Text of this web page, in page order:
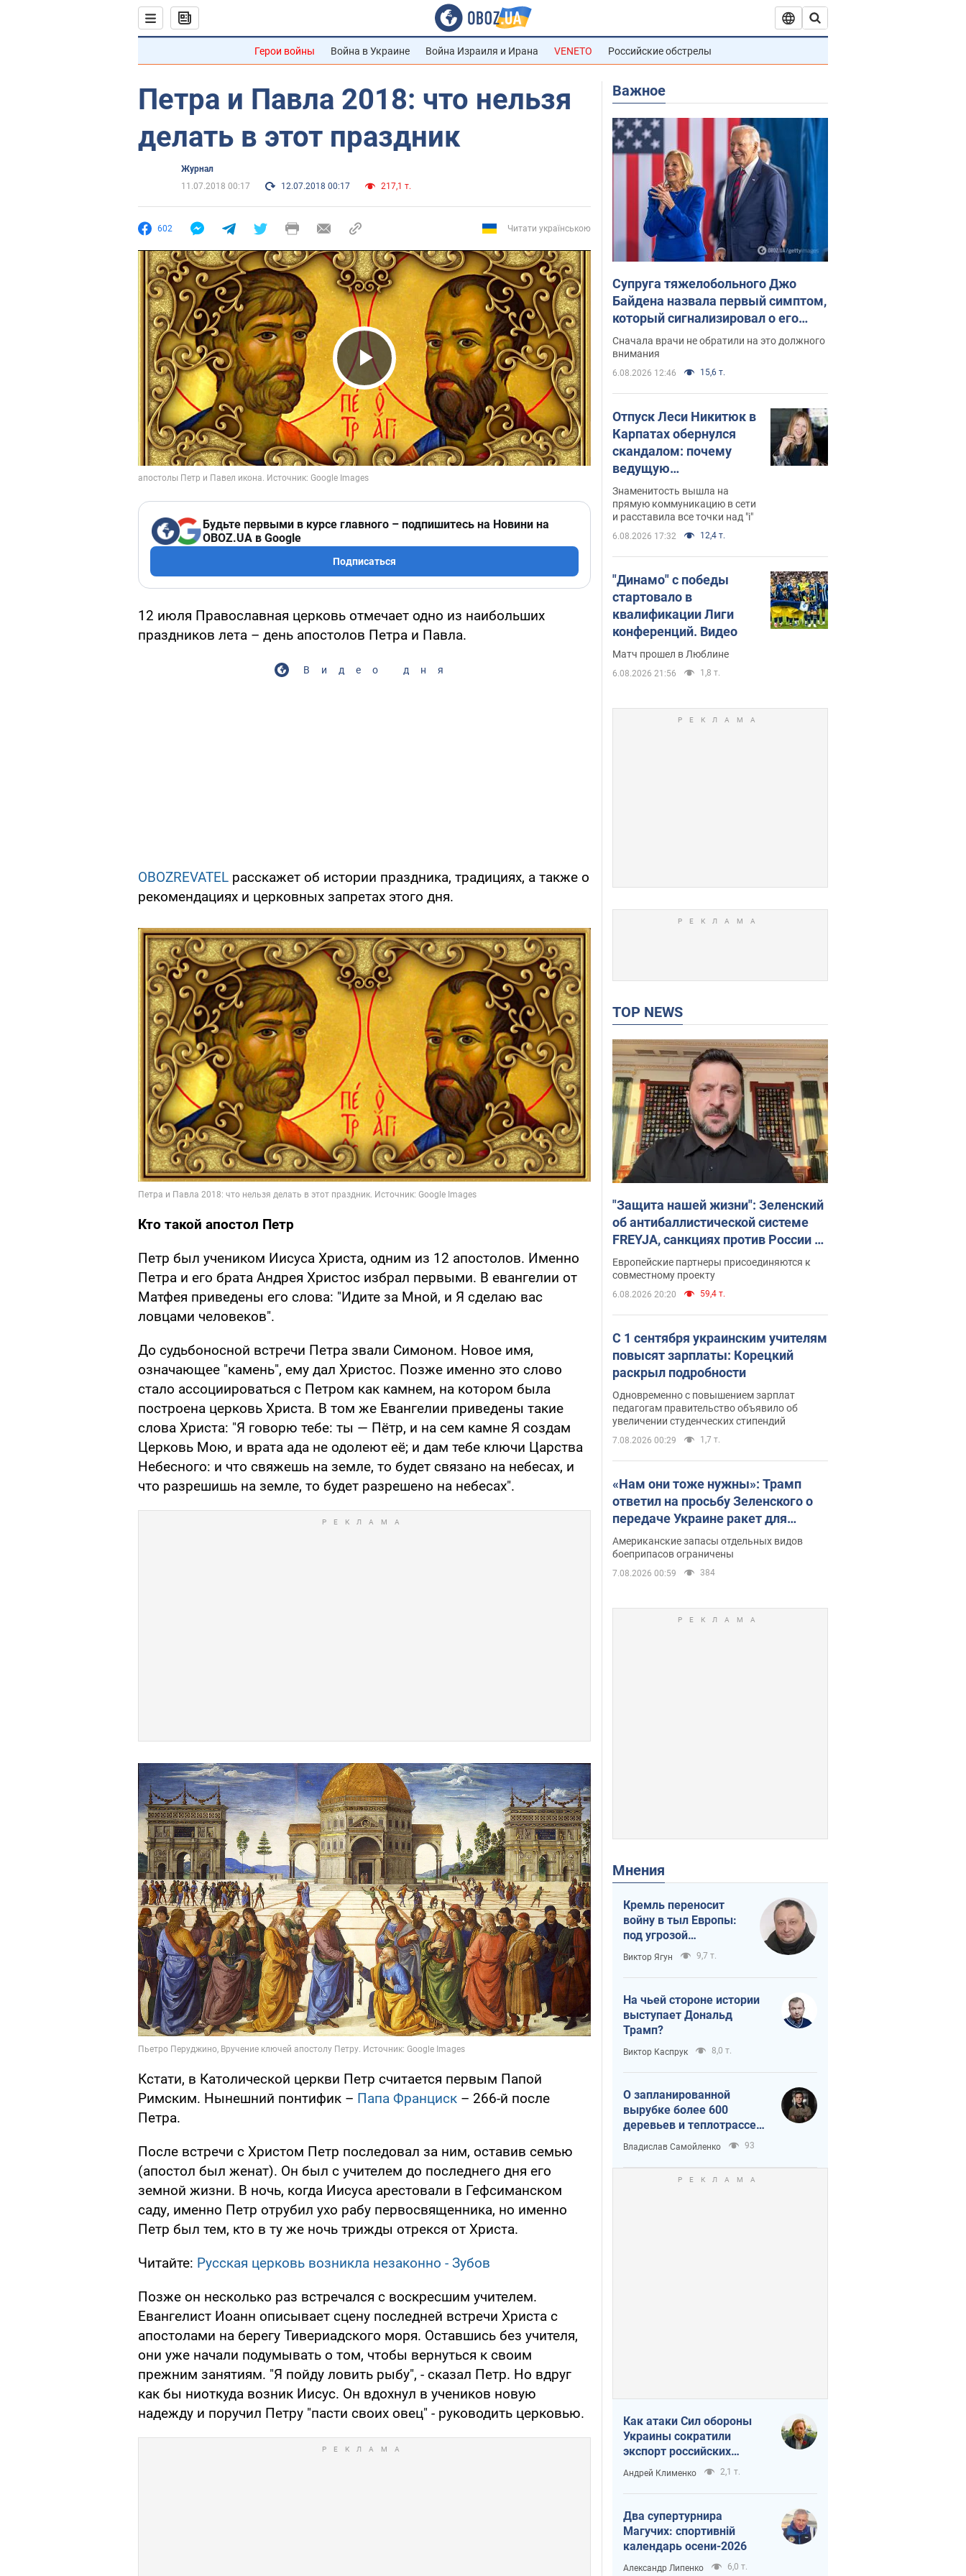
Герои войны Война в Украине Война Израиля и Ирана VENETO Российские обстрелы
Петра и Павла 2018: что нельзя
делать в этот праздник
Журнал
11.07.2018 00:17
12.07.2018 00:17 217,1 т.
602 Читати українською
Play Video
Будьте первыми в курсе главного – подпишитесь на Новини на
OBOZ.UA в Google
Подписаться
12 июля Православная церковь отмечает одно из наибольших
праздников лета – день апостолов Петра и Павла.
Видео дня
OBOZREVATEL расскажет об истории праздника, традициях, а также о
рекомендациях и церковных запретах этого дня.
Кто такой апостол Петр
Петр был учеником Иисуса Христа, одним из 12 апостолов. Именно
Петра и его брата Андрея Христос избрал первыми. В евангелии от
Матфея приведены его слова: "Идите за Мной, и Я сделаю вас
ловцами человеков".
До судьбоносной встречи Петра звали Симоном. Новое имя,
означающее "камень", ему дал Христос. Позже именно это слово
стало ассоциироваться с Петром как камнем, на котором была
построена церковь Христа. В том же Евангелии приведены такие
слова Христа: "Я говорю тебе: ты — Пётр, и на сем камне Я создам
Церковь Мою, и врата ада не одолеют её; и дам тебе ключи Царства
Небесного: и что свяжешь на земле, то будет связано на небесах, и
что разрешишь на земле, то будет разрешено на небесах".
Кстати, в Католической церкви Петр считается первым Папой
Римским. Нынешний понтифик – Папа Франциск – 266-й после
Петра.
После встречи с Христом Петр последовал за ним, оставив семью
(апостол был женат). Он был с учителем до последнего дня его
земной жизни. В ночь, когда Иисуса арестовали в Гефсиманском
саду, именно Петр отрубил ухо рабу первосвященника, но именно
Петр был тем, кто в ту же ночь трижды отрекся от Христа.
Читайте: Русская церковь возникла незаконно - Зубов
Позже он несколько раз встречался с воскресшим учителем.
Евангелист Иоанн описывает сцену последней встречи Христа с
апостолами на берегу Тивериадского моря. Оставшись без учителя,
они уже начали подумывать о том, чтобы вернуться к своим
прежним занятиям. "Я пойду ловить рыбу", - сказал Петр. Но вдруг
как бы ниоткуда возник Иисус. Он вдохнул в учеников новую
надежду и поручил Петру "пасти своих овец" - руководить церковью.
Важное
Супруга тяжелобольного Джо
Байдена назвала первый симптом,
который сигнализировал о его
"агрессивном" раке
Сначала врачи не обратили на это должного
внимания
6.08.2026 12:46 15,6 т.
Отпуск Леси Никитюк в
Карпатах обернулся
скандалом: почему
ведущую
несправедливо
захейтили
Знаменитость вышла на
прямую коммуникацию в сети
и расставила все точки над "i"
6.08.2026 17:32 12,4 т.
"Динамо" с победы
стартовало в
квалификации Лиги
конференций. Видео
Матч прошел в Люблине
6.08.2026 21:56 1,8 т.
TOP NEWS
"Защита нашей жизни": Зеленский
об антибаллистической системе
FREYJA, санкциях против России и
поддержке аграриев. Видео
Европейские партнеры присоединяются к
совместному проекту
6.08.2026 20:20 59,4 т.
С 1 сентября украинским учителям
повысят зарплаты: Корецкий
раскрыл подробности
Одновременно с повышением зарплат
педагогам правительство объявило об
увеличении студенческих стипендий
7.08.2026 00:29 1,7 т.
«Нам они тоже нужны»: Трамп
ответил на просьбу Зеленского о
передаче Украине ракет для
Patriot
Американские запасы отдельных видов
боеприпасов ограничены
7.08.2026 00:59 384
Мнения
Кремль переносит
войну в тыл Европы:
под угрозой
критическая
логистика
Виктор Ягун 9,7 т.
На чьей стороне истории
выступает Дональд
Трамп?
Виктор Каспрук 8,0 т.
О запланированной
вырубке более 600
деревьев и теплотрассе:
что происходит на
Теремках в Киеве
Владислав Самойленко 93
Как атаки Сил обороны
Украины сократили
экспорт российских
нефтепродуктов
Андрей Клименко 2,1 т.
Два супертурнира
Магучих: спортивній
календарь осени-2026
Александр Липенко 6,0 т.